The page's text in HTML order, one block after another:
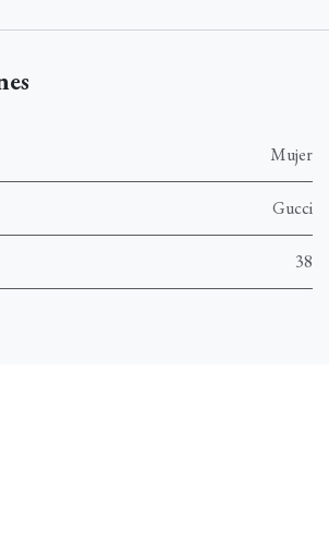
Mujer
Gucci
38